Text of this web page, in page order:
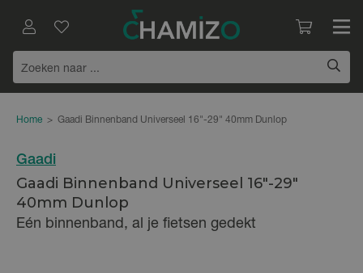
Home > Gaadi Binnenband Universeel 16"-29" 40mm Dunlop
Gaadi
Gaadi Binnenband Universeel 16"-29"
40mm Dunlop
Eén binnenband, al je fietsen gedekt